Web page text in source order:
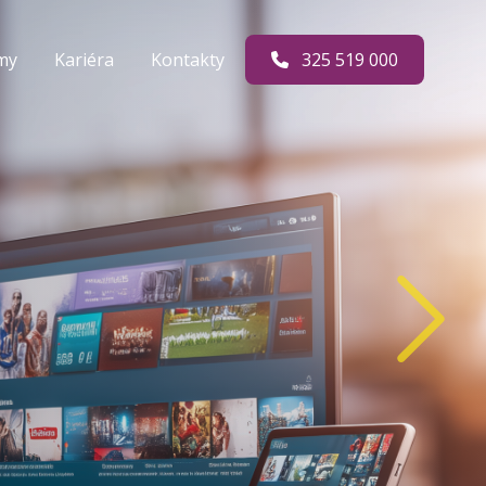
Kariéra Kontakty 325 519 000